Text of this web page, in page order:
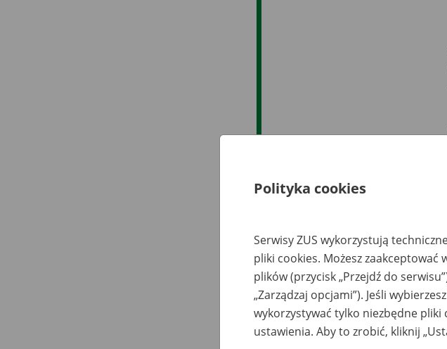
Polityka cookies
Serwisy ZUS wykorzystują
pliki cookies. Możesz zaakceptować
plików (przycisk „Przejdź do
„Zarządzaj opcjami”). Jeśli
wykorzystywać tylko niezbędne pliki
ustawienia. Aby to zrobić, kliknij